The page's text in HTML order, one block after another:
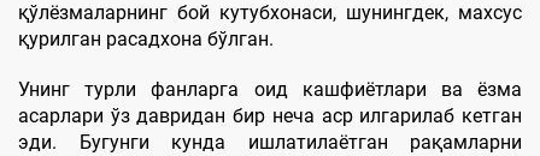
қўлёзмаларнинг бой кутубхонаси, шунингдек, махсус
қурилган расадхона бўлган.
Унинг турли фанларга оид кашфиётлари ва ёзма
асарлари ўз давридан бир неча аср илгарилаб кетган
эди. Бугунги кунда ишлатилаётган рақамларни